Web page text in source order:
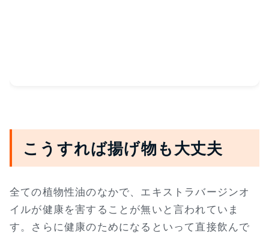
こうすれば揚げ物も大丈夫
全ての植物性油のなかで、エキストラバージンオ
イルが健康を害することが無いと言われていま
す。さらに健康のためになるといって直接飲んで